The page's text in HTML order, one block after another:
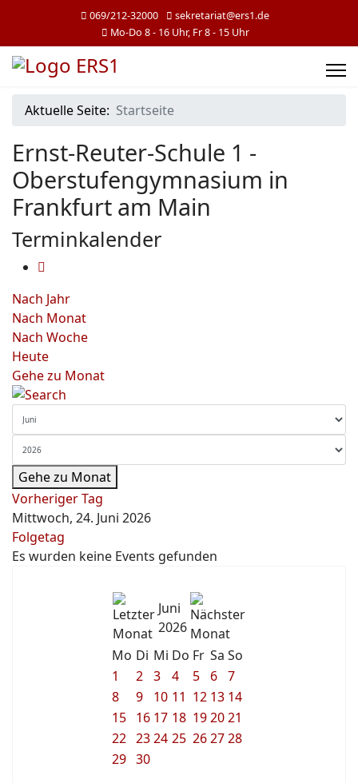
069/212-32000
sekretariat@ers1.de
Mo-Do 8 - 16 Uhr, Fr 8 - 15 Uhr
Aktuelle Seite: Startseite
Ernst-Reuter-Schule 1 -
Oberstufengymnasium in
Frankfurt am Main
Terminkalender
Nach Jahr
Nach Monat
Nach Woche
Heute
Gehe zu Monat
Gehe zu Monat
Vorheriger Tag
Mittwoch, 24. Juni 2026
Folgetag
Es wurden keine Events gefunden
Juni
2026
Mo Di Mi Do Fr Sa So
1
2 3 4 5 6 7
8
9 10 11 12 13 14
15 16 17 18 192021
22 2324 25 262728
29 30